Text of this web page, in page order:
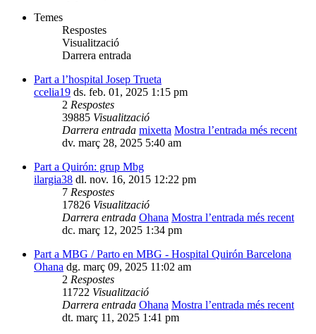
Temes
Respostes
Visualització
Darrera entrada
Part a l’hospital Josep Trueta
ccelia19 ds. feb. 01, 2025 1:15 pm
2 Respostes
39885 Visualització
Darrera entrada mixetta Mostra l’entrada més recent
dv. març 28, 2025 5:40 am
Part a Quirón: grup Mbg
ilargia38 dl. nov. 16, 2015 12:22 pm
7 Respostes
17826 Visualització
Darrera entrada Ohana Mostra l’entrada més recent
dc. març 12, 2025 1:34 pm
Part a MBG / Parto en MBG - Hospital Quirón Barcelona
Ohana dg. març 09, 2025 11:02 am
2 Respostes
11722 Visualització
Darrera entrada Ohana Mostra l’entrada més recent
dt. març 11, 2025 1:41 pm